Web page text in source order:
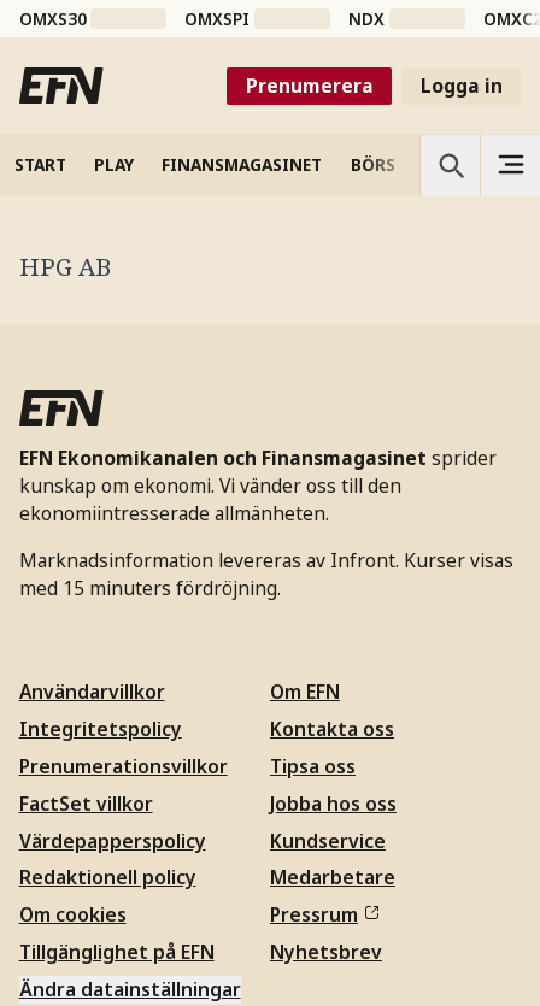
OMXS30 OMXSPI NDX
Prenumerera Logga in
START PLAY FINANSMAGASINET BÖRS VETENSKAP
HPG AB
EFN Ekonomikanalen och Finansmagasinet sprider
kunskap om ekonomi. Vi vänder oss till den
ekonomiintresserade allmänheten.
Marknadsinformation levereras av Infront. Kurser visas
med 15 minuters fördröjning.
Användarvillkor
Integritetspolicy
Prenumerationsvillkor
FactSet villkor
Värdepapperspolicy
Redaktionell policy
Om cookies
Tillgänglighet på EFN
Ändra datainställningar
Om EFN
Kontakta oss
Tipsa oss
Jobba hos oss
Kundservice
Medarbetare
Pressrum
Nyhetsbrev